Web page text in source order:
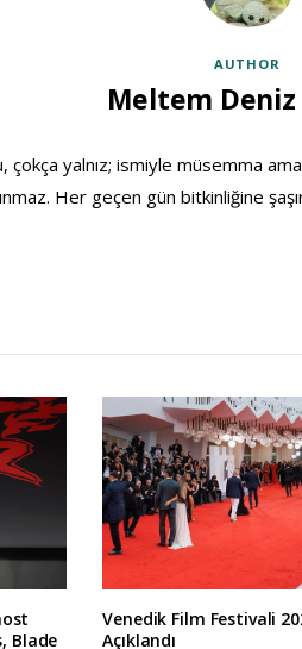
AUTHOR
Meltem Deniz
yalnız; ismiyle müsemma
Her geçen gün bitkinliğine
Blade
Venedik Film Festivali
Açıklandı